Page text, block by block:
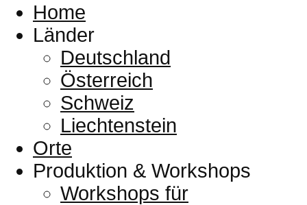
Home
Länder
Deutschland
Österreich
Schweiz
Liechtenstein
Orte
Produktion & Workshops
Workshops für